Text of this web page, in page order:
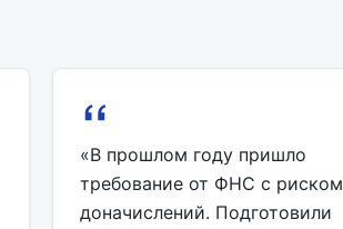
«В прошлом году пришло
требование от ФНС с риском
доначислений. Подготовили